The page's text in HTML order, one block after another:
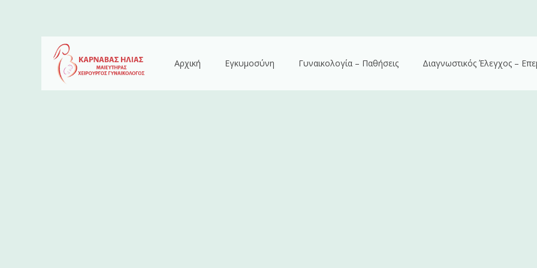
Αρχική Εγκυμοσύνη Γυναικολογία – Παθήσεις Διαγνωστικός Έλεγχος –